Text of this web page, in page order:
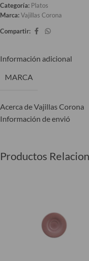
Categoría: Platos
Marca:Vajillas Corona
Compartir:
Información adicional
MARCA
Acerca de Vajillas Corona
Información de envió
Productos